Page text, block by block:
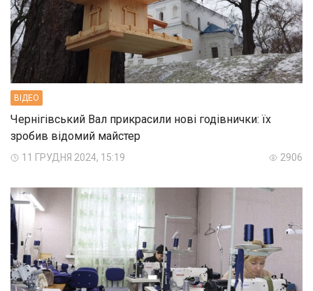
ВIДЕО
Чернігівський Вал прикрасили нові годівнички: їх
зробив відомий майстер
11 ГРУДНЯ 2024, 15:19 2906